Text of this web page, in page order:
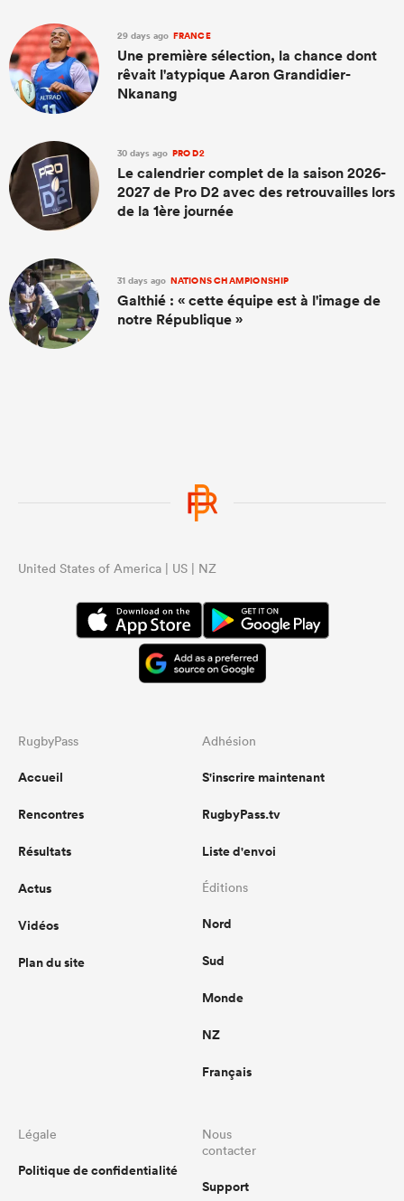
29 days ago FRANCE
Une première sélection, la chance dont
rêvait l'atypique Aaron Grandidier-
Nkanang
30 days ago PRO D2
Le calendrier complet de la saison 2026-
2027 de Pro D2 avec des retrouvailles lors
de la 1ère journée
31 days ago NATIONS CHAMPIONSHIP
Galthié : « cette équipe est à l'image de
notre République »
United States of America | US | NZ
RugbyPass
Accueil
Rencontres
Résultats
Actus
Vidéos
Plan du site
Adhésion
S'inscrire maintenant
RugbyPass.tv
Liste d'envoi
Éditions
Nord
Sud
Monde
NZ
Français
Légale
Politique de confidentialité
Nous
contacter
Support